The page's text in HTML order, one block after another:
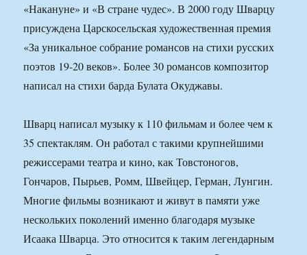
«Накануне» и «В стране чудес». В 2000 году Шварцу
присуждена Царскосельская художественная премия
«За уникальное собрание романсов на стихи русских
поэтов 19-20 веков». Более 30 романсов композитор
написал на стихи барда Булата Окуджавы.
Шварц написал музыку к 110 фильмам и более чем к
35 спектаклям. Он работал с такими крупнейшими
режиссерами театра и кино, как Товстоногов,
Гончаров, Пырьев, Ромм, Швейцер, Герман, Лунгин.
Многие фильмы возникают и живут в памяти уже
нескольких поколений именно благодаря музыке
Исаака Шварца. Это относится к таким легендарным